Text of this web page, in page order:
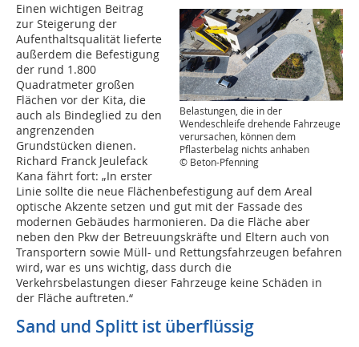
Belastungen, die in der
Wendeschleife drehende Fahrzeuge
verursachen, können dem
Pflasterbelag nichts anhaben
© Beton-Pfenning
Einen wichtigen Beitrag
zur Steigerung der
Aufenthaltsqualität lieferte
außerdem die Befestigung
der rund 1.800
Quadratmeter großen
Flächen vor der Kita, die
auch als Bindeglied zu den
angrenzenden
Grundstücken dienen.
Richard Franck Jeulefack
Kana fährt fort: „In erster
Linie sollte die neue Flächenbefestigung auf dem Areal
optische Akzente setzen und gut mit der Fassade des
modernen Gebäudes harmonieren. Da die Fläche aber
neben den Pkw der Betreuungskräfte und Eltern auch von
Transportern sowie Müll- und Rettungsfahrzeugen befahren
wird, war es uns wichtig, dass durch die
Verkehrsbelastungen dieser Fahrzeuge keine Schäden in
der Fläche auftreten.“
Sand und Splitt ist überflüssig